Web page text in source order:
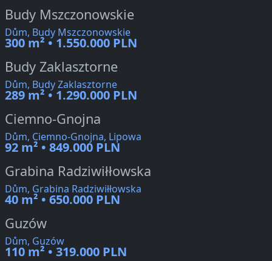
Budy Mszczonowskie
Dům, Budy Mszczonowskie
300 m² • 1.550.000 PLN
Budy Zaklasztorne
Dům, Budy Zaklasztorne
289 m² • 1.290.000 PLN
Ciemno-Gnojna
Dům, Ciemno-Gnojna, Lipowa
92 m² • 849.000 PLN
Grabina Radziwiłłowska
Dům, Grabina Radziwiłłowska
40 m² • 650.000 PLN
Guzów
Dům, Guzów
110 m² • 319.000 PLN